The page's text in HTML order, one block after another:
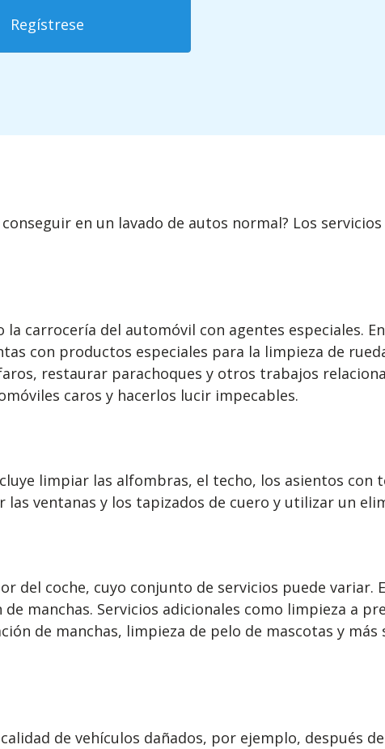
Regístrese
en un lavado de autos normal? Los
carrocería del automóvil con agentes especiales.
con productos especiales para la limpieza de
restaurar parachoques y otros trabajos
caros y hacerlos lucir impecables.
limpiar las alfombras, el techo, los asientos con
ventanas y los tapizados de cuero y utilizar un
coche, cuyo conjunto de servicios puede variar.
manchas. Servicios adicionales como limpieza a
de manchas, limpieza de pelo de mascotas y más
de vehículos dañados, por ejemplo, después